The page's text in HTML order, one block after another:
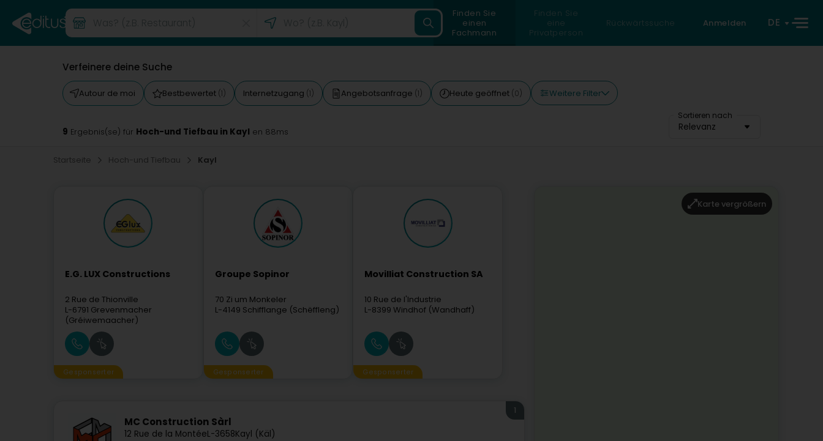
Finden Sie
einen
Fachmann
Finden Sie
eine
Privatperson
Rückwärtssuche Anmelden DE
Verfeinere deine Suche
Autour de moi Bestbewertet (1) Internetzugang (1) Angebotsanfrage (1) Heute geöffnet (0) Weitere Filter
Sortieren nach
Relevanz
9 Ergebnis(se) für Hoch-und Tiefbau in Kayl en 88ms
Startseite Hoch-und Tiefbau Kayl
E.G. LUX Constructions
2 Rue de Thionville
L-6791 Grevenmacher
(Gréiwemaacher)
Gesponserter
Groupe Sopinor
70 Zi um Monkeler
L-4149 Schifflange (Schëffleng)
Gesponserter
Movilliat Construction SA
10 Rue de l'Industrie
L-8399 Windhof (Wandhaff)
Gesponserter
MC Construction Sàrl
12 Rue de la MontéeL-3658Kayl (Käl)
1
Karte vergrößern